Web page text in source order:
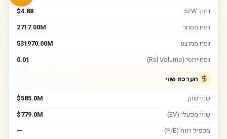
נמוך 52W
$4.88
נפח מסחר
2717.00M
נפח ממוצע
531970.00M
נפח יחסי (Rel Volume)
0.01
הערכת שווי
שווי שוק
$585.0M
שווי מפעלי (EV)
$779.0M
מכפיל רווח (P/E)
—